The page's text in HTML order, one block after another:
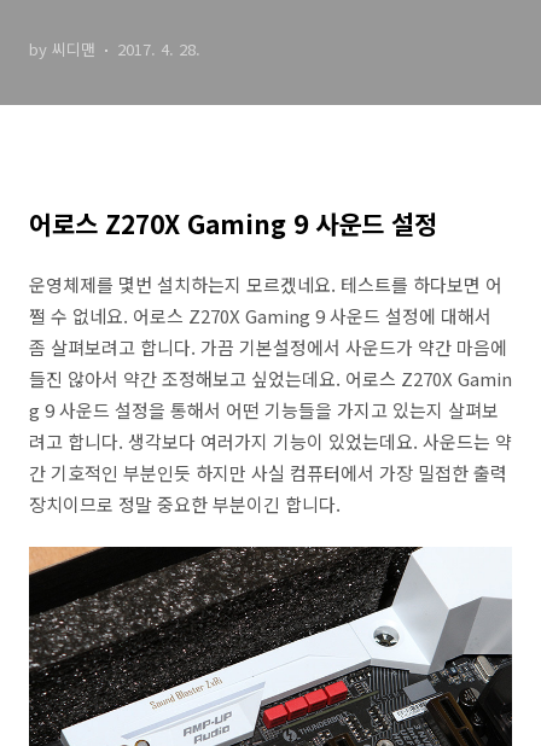
by 씨디맨 2017. 4. 28.
어로스 Z270X Gaming 9 사운드 설정
운영체제를 몇번 설치하는지 모르겠네요. 테스트를 하다보면 어
쩔 수 없네요. 어로스 Z270X Gaming 9 사운드 설정에 대해서
좀 살펴보려고 합니다. 가끔 기본설정에서 사운드가 약간 마음에
들진 않아서 약간 조정해보고 싶었는데요. 어로스 Z270X Gamin
g 9 사운드 설정을 통해서 어떤 기능들을 가지고 있는지 살펴보
려고 합니다. 생각보다 여러가지 기능이 있었는데요. 사운드는 약
간 기호적인 부분인듯 하지만 사실 컴퓨터에서 가장 밀접한 출력
장치이므로 정말 중요한 부분이긴 합니다.